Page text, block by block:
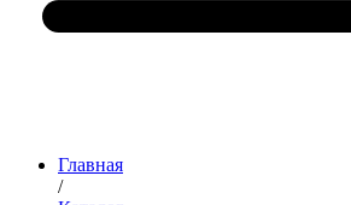
Главная
/